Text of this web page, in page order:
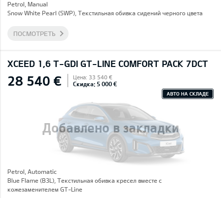
Petrol, Manual
Snow White Pearl (SWP), Текстильная обивка сидений черного цвета
ПОСМОТРЕТЬ
XCEED 1,6 T-GDI GT-LINE COMFORT PACK 7DCT
Добавлено в закладки
28 540 € Цена: 33 540 €
Скидка: 5 000 €
АВТО НА СКЛАДЕ
Petrol, Automatic
Blue Flame (B3L), Текстильная обивка кресел вместе с
кожезаменителем GT-Line